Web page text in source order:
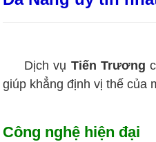
Dịch vụ Tiến Trương
giúp khẳng định vị thế của
Công nghệ hiện đại